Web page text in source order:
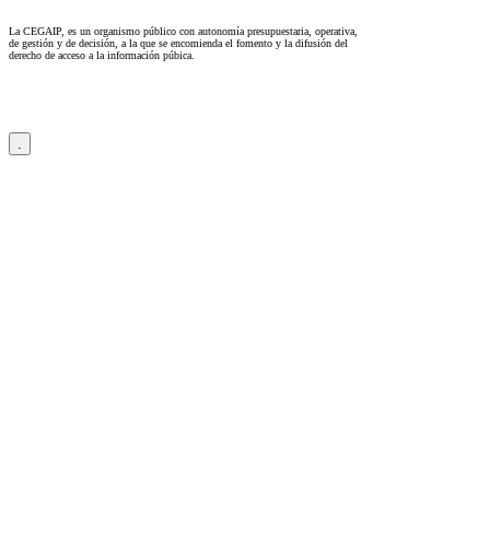
La CEGAIP, es un organismo público con autonomía presupuestaria, operativa,
de gestión y de decisión, a la que se encomienda el fomento y la difusión del
derecho de acceso a la información púbica.